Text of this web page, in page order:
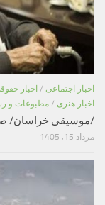
اخبار اجتماعی / اخبار
اخبار هنری / مطبوعات و
/موسیقی خراسان/
مرداد 15, 1405